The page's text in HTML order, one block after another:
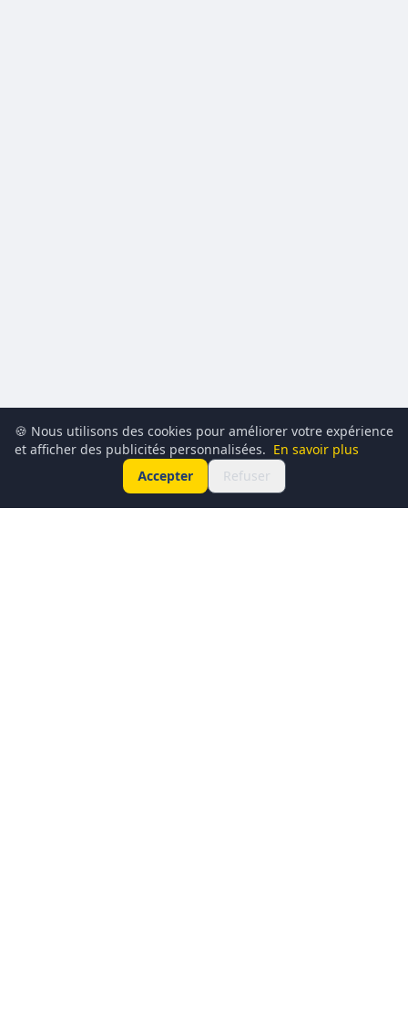
🍪 Nous utilisons des cookies pour améliorer votre expérience
et afficher des publicités personnalisées. En savoir plus
Accepter
Refuser